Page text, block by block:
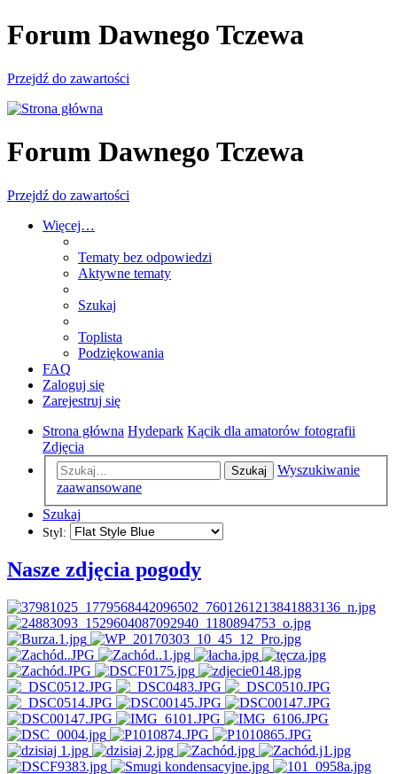
Forum Dawnego Tczewa
Przejdź do zawartości
Forum Dawnego Tczewa
Przejdź do zawartości
Więcej…
Tematy bez odpowiedzi
Aktywne tematy
Szukaj
Toplista
Podziękowania
FAQ
Zaloguj się
Zarejestruj się
Strona główna Hydepark Kącik dla amatorów fotografii
Zdjęcia
Szukaj
Wyszukiwanie
zaawansowane
Szukaj
Styl:
Nasze zdjęcia pogody